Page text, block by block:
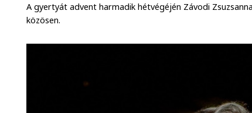
A gyertyát advent harmadik hétvégéjén Závodi
közösen.